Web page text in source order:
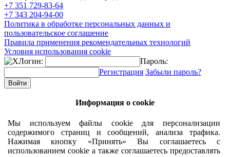
+7 351 729-83-64
+7 343 204-94-00
Политика в обработке персональных данных и
пользовательское соглашение
Правила применения рекомендательных технологий
Условия использования cookie
Логин:
Пароль:
Регистрация Забыли пароль?
Информация о cookie
Мы используем файлы cookie для персонализации
содержимого страниц и сообщений, анализа трафика.
Нажимая кнопку «Принять» Вы соглашаетесь с
использованием cookie а также соглашаетесь предоставлять